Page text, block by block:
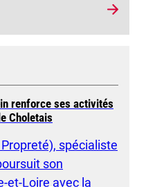
renforce ses activités
Choletais
spécialiste
son
et-Loire avec la